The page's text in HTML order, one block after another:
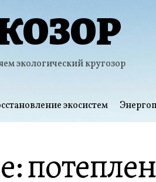
экологический кругозор
экосистем